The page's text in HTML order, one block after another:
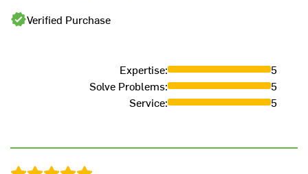
Verified Purchase
Expertise:
5
Solve Problems:
5
Service: 5